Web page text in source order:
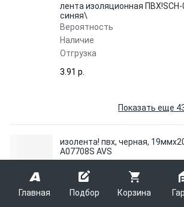
Главная Подбор Корзина
лента изоляционная
синяя\
Вероятность
Наличие
Отгрузка
3.91 p.
Показать еще
изолента! пвх, черная,
A07708S AVS